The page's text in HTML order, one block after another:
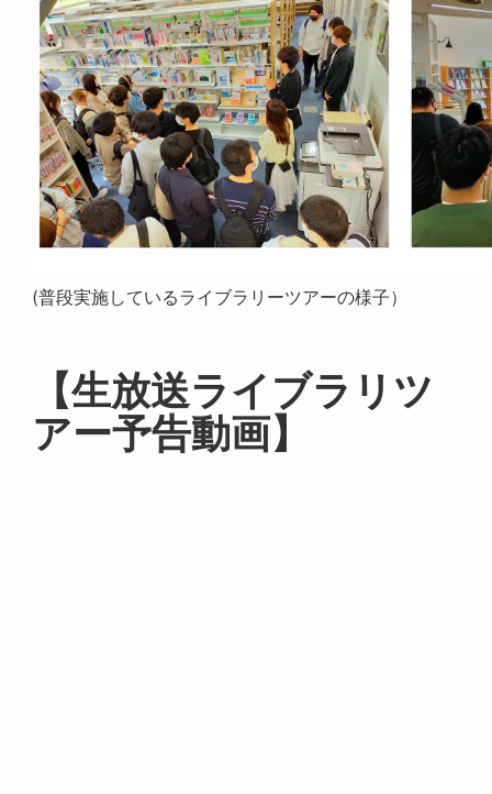
(普段実施しているライブラリーツアーの様子）
【生放送ライブラリツ
アー予告動画】